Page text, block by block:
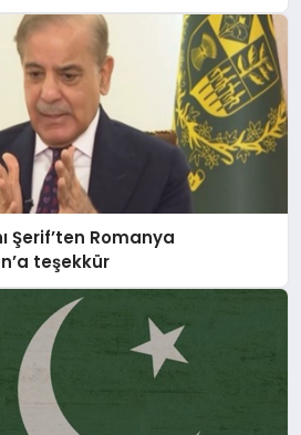
Şerif’ten Romanya
teşekkür